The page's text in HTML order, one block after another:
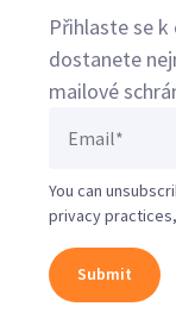
Přihlaste se
dostanete
mailové
You can
privacy